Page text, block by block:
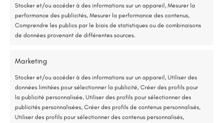
Stocker et/ou accéder à des informations sur un appareil, Mesurer la
performance des publicités, Mesurer la performance des contenus,
Comprendre les publics par le biais de statistiques ou de combinaisons
de données provenant de différentes sources.
Marketing
Stocker et/ou accéder à des informations sur un appareil, Utiliser des
données limitées pour sélectionner la publicité, Créer des profils pour
la publicité personnalisée, Utiliser des profils pour sélectionner des
publicités personnalisées, Créer des profils de contenus personnalisés,
Utiliser des profils pour sélectionner des contenus personnalisés,
Tél. :02 52 35 26 70
Étude gratuite et sans engagement
*Aides de l’État disponibles selon votre revenu fiscal
Accompagnement administratif et financier complet